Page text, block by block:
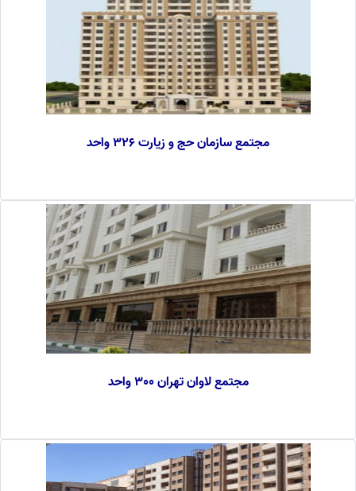
مجتمع سازمان حج و زیارت 326 واحد
مجتمع لاوان تهران 300 واحد